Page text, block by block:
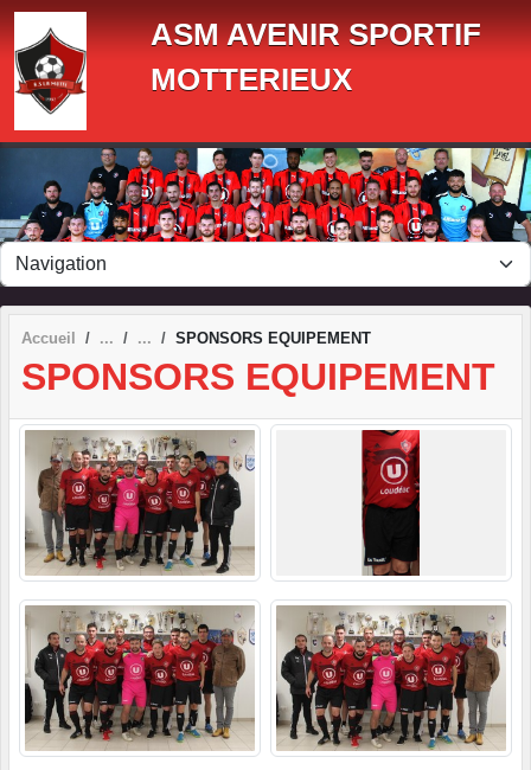
ASM AVENIR SPORTIF
MOTTERIEUX
Accueil SPONSORS EQUIPEMENT
SPONSORS EQUIPEMENT
Panneau de gestion des cookies